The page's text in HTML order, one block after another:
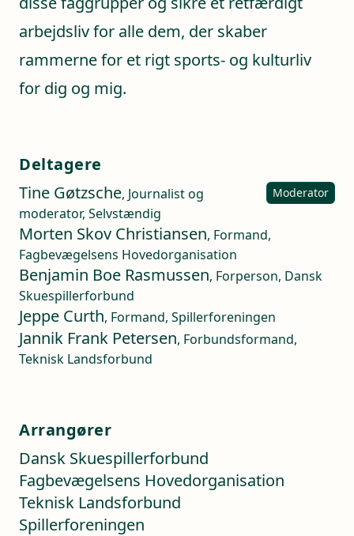
arbejdsliv for alle dem, der skaber
rammerne for et rigt sports- og kulturliv
for dig og mig.
Deltagere
Tine Gøtzsche, Journalist og
moderator, Selvstændig
Moderator
Morten Skov Christiansen, Formand,
Fagbevægelsens Hovedorganisation
Benjamin Boe Rasmussen, Forperson, Dansk
Skuespillerforbund
Jeppe Curth, Formand, Spillerforeningen
Jannik Frank Petersen, Forbundsformand,
Teknisk Landsforbund
Arrangører
Dansk Skuespillerforbund
Fagbevægelsens Hovedorganisation
Teknisk Landsforbund
Spillerforeningen